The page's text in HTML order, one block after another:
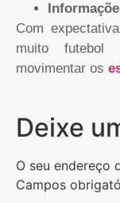
Com
muito futebol
movimentar os
Deixe
O seu endereço
Campos